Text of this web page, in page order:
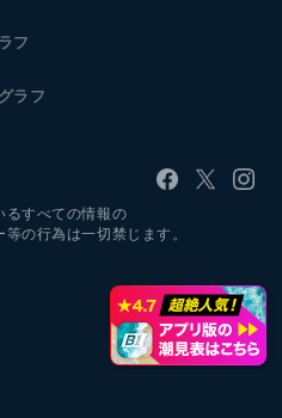
フ
ラフ
すべての情報の
の行為は一切禁じます。